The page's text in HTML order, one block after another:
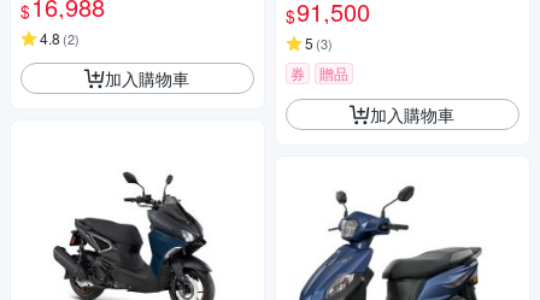
$
4.8 (2)
加入購物車
$91,500
5 (3)
券 贈品
加入購物車